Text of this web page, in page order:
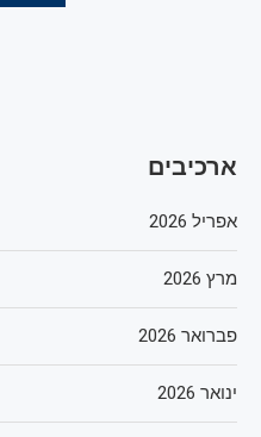
ארכיבים
אפריל 2026
מרץ 2026
פברואר 2026
ינואר 2026